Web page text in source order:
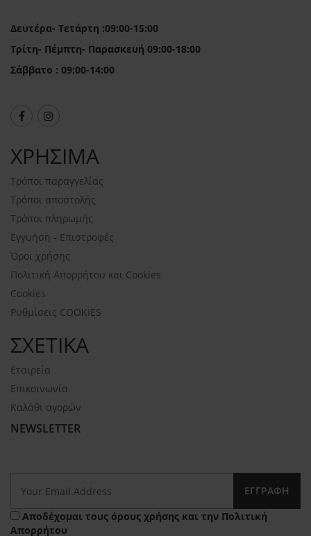
Δευτέρα- Τετάρτη :09:00-15:00
Τρίτη- Πέμπτη- Παρασκευή 09:00-18:00
Σάββατο : 09:00-14:00
ΧΡΗΣΙΜΑ
Τρόποι παραγγελίας
Τρόποι αποστολής
Τρόποι πληρωμής
Εγγυήση - Επιστροφές
Όροι χρήσης
Πολιτική Απορρήτου και Cookies
Cookies
Ρυθμίσεις COOKIES
ΣΧΕΤΙΚΑ
Εταιρεία
Επικοινωνία
Καλάθι αγορών
NEWSLETTER
ΕΓΓΡΑΦΉ
Αποδέχομαι τους όρους χρήσης και την Πολιτική
Απορρήτου